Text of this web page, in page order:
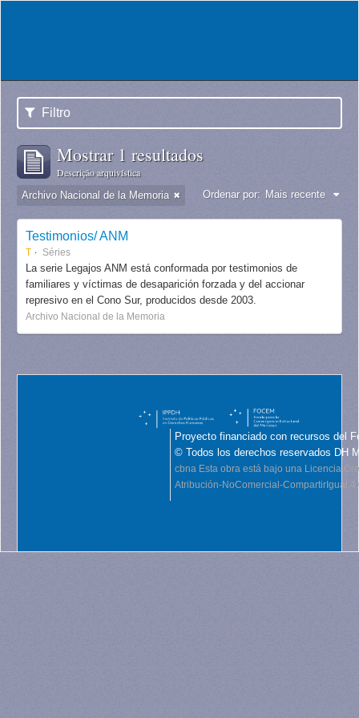
Filtro
Mostrar 1 resultados
Descrição arquivística
Archivo Nacional de la Memoria Ordenar por: Mais recente
Testimonios/ ANM
T Séries
La serie Legajos ANM está conformada por testimonios de
familiares y víctimas de desaparición forzada y del accionar
represivo en el Cono Sur, producidos desde 2003.
Archivo Nacional de la Memoria
Proyecto financiado con recursos del
© Todos los derechos reservados DH
cbna Esta obra está bajo una Licencia
Atribución-NoComercial-CompartirIgual